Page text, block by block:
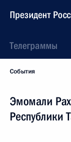
Президент
Телеграммы
События
Эмомали
Республики